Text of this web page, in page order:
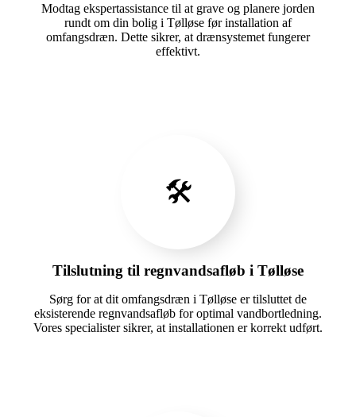
Modtag ekspertassistance til at grave og planere jorden
rundt om din bolig i Tølløse før installation af
omfangsdræn. Dette sikrer, at drænsystemet fungerer
effektivt.
🛠️
Tilslutning til regnvandsafløb i Tølløse
Sørg for at dit omfangsdræn i Tølløse er tilsluttet de
eksisterende regnvandsafløb for optimal vandbortledning.
Vores specialister sikrer, at installationen er korrekt udført.